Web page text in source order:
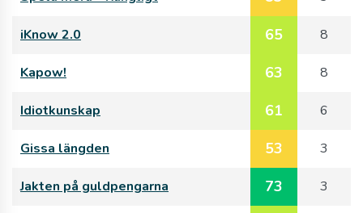
iKnow 2.0 65 8
Kapow! 63 8
Idiotkunskap 61 6
Gissa längden 53 3
Jakten på guldpengarna 73 3